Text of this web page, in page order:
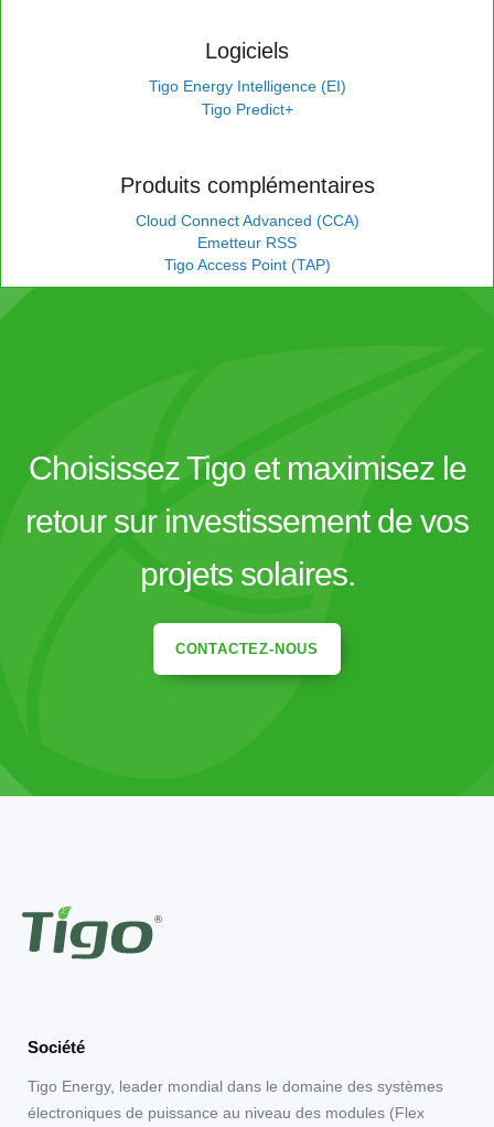
Logiciels
Tigo Energy Intelligence (EI)
Tigo Predict+
Produits complémentaires
Cloud Connect Advanced (CCA)
Emetteur RSS
Tigo Access Point (TAP)
Choisissez Tigo et maximisez le
retour sur investissement de vos
projets solaires.
CONTACTEZ-NOUS
Société
Tigo Energy, leader mondial dans le domaine des systèmes
électroniques de puissance au niveau des modules (Flex